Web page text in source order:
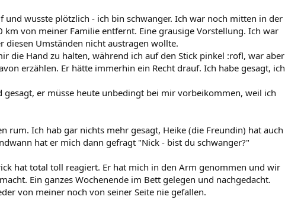
und wusste plötzlich - ich bin schwanger. Ich war noch mitten in der
km von meiner Familie entfernt. Eine grausige Vorstellung. Ich war
diesen Umständen nicht austragen wollte.
die Hand zu halten, während ich auf den Stick pinkel :rofl, war aber
erzählen. Er hätte immerhin ein Recht drauf. Ich habe gesagt, ich
er müsse heute unbedingt bei mir vorbeikommen, weil ich
rum. Ich hab gar nichts mehr gesagt, Heike (die Freundin) hat auch
hat er mich dann gefragt "Nick - bist du schwanger?"
hat total toll reagiert. Er hat mich in den Arm genommen und wir
Ein ganzes Wochenende im Bett gelegen und nachgedacht.
von meiner noch von seiner Seite nie gefallen.